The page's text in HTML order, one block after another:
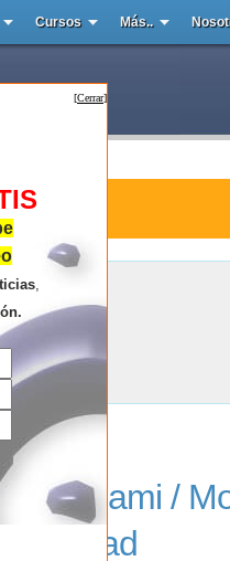
Cursos Más..
la búsqueda .
Miami /
[Cerrar]
,